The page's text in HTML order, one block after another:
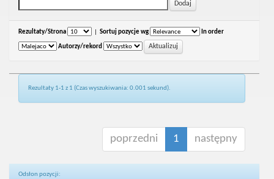
Rezultaty/Strona Sortuj pozycje wg In order
Autorzy/rekord
Rezultaty 1-1 z 1 (Czas wyszukiwania: 0.001 sekund).
poprzedni 1 następny
Odsłon pozycji: